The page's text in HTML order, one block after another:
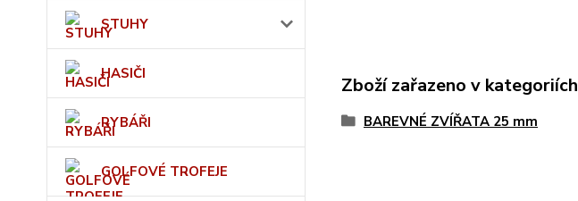
STUHY
HASIČI
RYBÁŘI
GOLFOVÉ TROFEJE
Zboží zařazeno v kategoriích
BAREVNÉ ZVÍŘATA 25 mm